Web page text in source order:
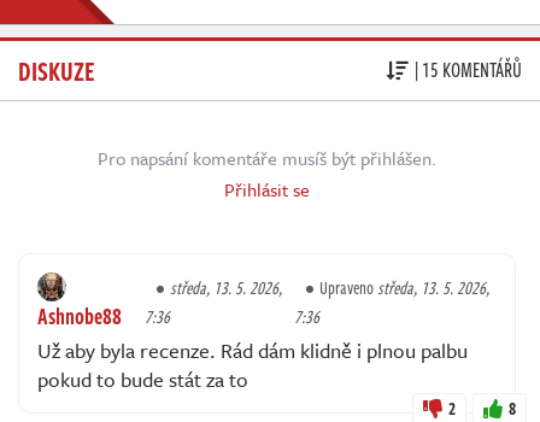
DISKUZE | 15 KOMENTÁŘŮ
Pro napsání komentáře musíš být přihlášen.
Přihlásit se
Ashnobe88
středa, 13. 5. 2026,
7:36
Upravenostředa, 13. 5. 2026,
7:36
Už aby byla recenze. Rád dám klidně i plnou palbu
pokud to bude stát za to
2 8